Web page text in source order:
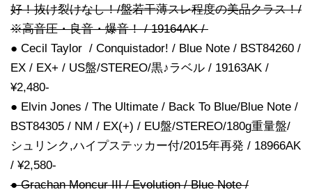
好！抜け裂けなし！/盤若干薄スレ程度の美品クラス！/
※高音圧・良音・爆音！ / 19164AK /
● Cecil Taylor / Conquistador! / Blue Note / BST84260 /
EX / EX+ / US盤/STEREO/黒♪ラベル / 19163AK /
¥2,480-
● Elvin Jones / The Ultimate / Back To Blue/Blue Note /
BST84305 / NM / EX(+) / EU盤/STEREO/180g重量盤/
シュリンク,ハイプステッカー付/2015年再発 / 18966AK
/ ¥2,580-
● Grachan Moncur III / Evolution / Blue Note /